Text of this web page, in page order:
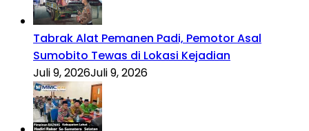
Tabrak Alat Pemanen Padi, Pemotor Asal
Sumobito Tewas di Lokasi Kejadian
Juli 9, 2026Juli 9, 2026